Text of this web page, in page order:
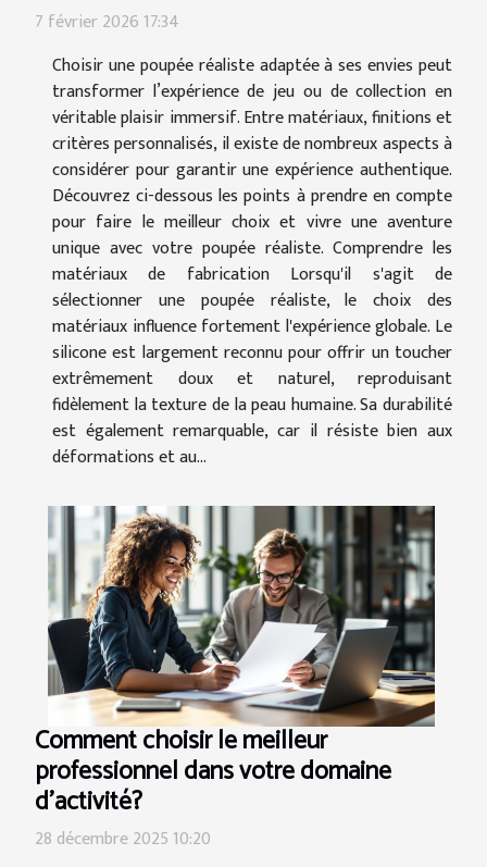
7 février 2026 17:34
Choisir une poupée réaliste adaptée à ses envies peut
transformer l’expérience de jeu ou de collection en
véritable plaisir immersif. Entre matériaux, finitions et
critères personnalisés, il existe de nombreux aspects à
considérer pour garantir une expérience authentique.
Découvrez ci-dessous les points à prendre en compte
pour faire le meilleur choix et vivre une aventure
unique avec votre poupée réaliste. Comprendre les
matériaux de fabrication Lorsqu'il s'agit de
sélectionner une poupée réaliste, le choix des
matériaux influence fortement l'expérience globale. Le
silicone est largement reconnu pour offrir un toucher
extrêmement doux et naturel, reproduisant
fidèlement la texture de la peau humaine. Sa durabilité
est également remarquable, car il résiste bien aux
déformations et au...
Comment choisir le meilleur
professionnel dans votre domaine
d'activité?
28 décembre 2025 10:20